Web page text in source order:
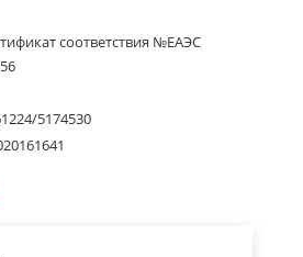
соответствия №ЕАЭС
5174530